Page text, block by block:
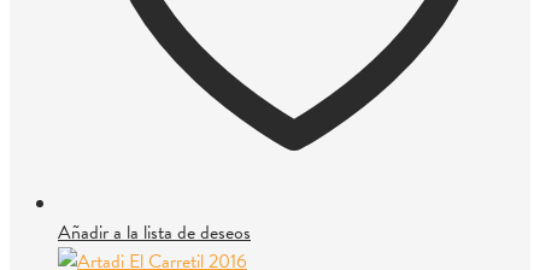
Añadir a la lista de deseos